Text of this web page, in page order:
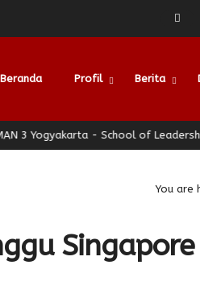
Beranda Profil Berita
- School of Leadership - Jogja
You are